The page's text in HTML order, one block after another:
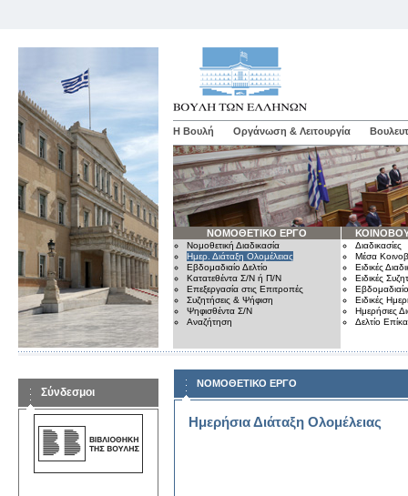
Η Βουλή Οργάνωση & Λειτουργία
ΝΟΜΟΘΕΤΙΚΟ ΕΡΓΟ
Νομοθετική Διαδικασία
Ημερ. Διάταξη Ολομέλειας
Εβδομαδιαίο Δελτίο
Κατατεθέντα Σ/Ν ή Π/Ν
Επεξεργασία στις Επιτροπές
Συζητήσεις & Ψήφιση
Ψηφισθέντα Σ/Ν
Αναζήτηση
Διαδικασίες
Μέσα
Ειδικές
Ειδικές
Εβδομαδιαίο
Ειδικές
Ημερήσιες
Δελτίο
Σύνδεσμοι
ΝΟΜΟΘΕΤΙΚΟ ΕΡΓΟ
Ημερήσια Διάταξη Ολομέλειας